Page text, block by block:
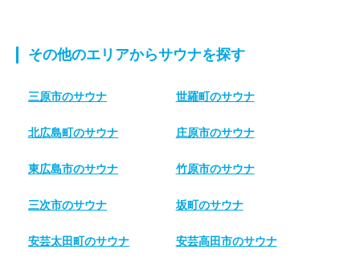
その他のエリアからサウナを探す
三原市のサウナ 世羅町のサウナ
北広島町のサウナ 庄原市のサウナ
東広島市のサウナ 竹原市のサウナ
三次市のサウナ 坂町のサウナ
安芸太田町のサウナ 安芸高田市のサウナ